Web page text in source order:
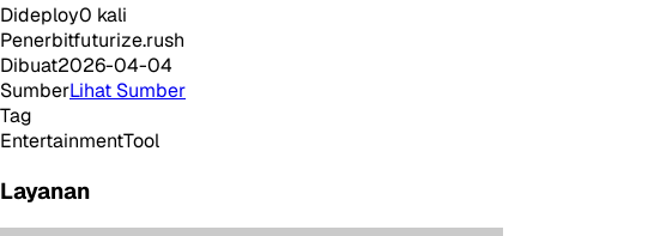
Dideploy0 kali
Penerbitfuturize.rush
Dibuat2026-04-04
SumberLihat Sumber
Tag
EntertainmentTool
Layanan